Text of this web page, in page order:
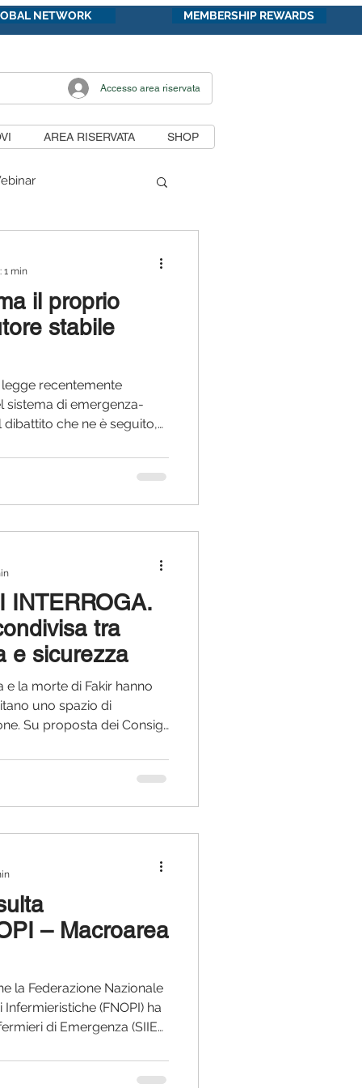
NETWORK MEMBERSHIP REWARDS
Accesso area riservata
AREA RISERVATA SHOP
il proprio
stabile
recentemente
sistema di emergenza-
che ne è seguito,
competenti. SIIET,
e rappresentativi
un interlocutore stabile
1 min
INTERROGA.
tra
e sicurezza
la morte di Fakir hanno
uno spazio di
Su proposta dei Consigli
e, più in generale,
complesse che
sistema di
– Macroarea
la Federazione Nazionale
(FNOPI) ha
di Emergenza (SIIET)
Consulta permanente
Scientifiche